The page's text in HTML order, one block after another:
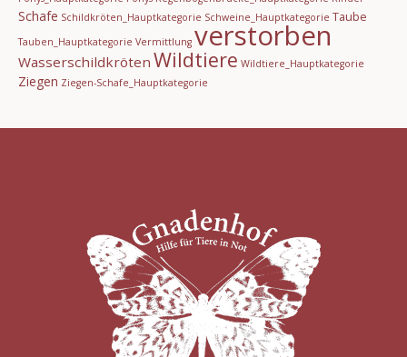
Schafe Schildkröten_Hauptkategorie Schweine_Hauptkategorie Taube
Tauben_Hauptkategorie Vermittlung verstorben
Wasserschildkröten Wildtiere Wildtiere_Hauptkategorie
Ziegen Ziegen-Schafe_Hauptkategorie